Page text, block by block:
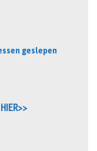
geslepen